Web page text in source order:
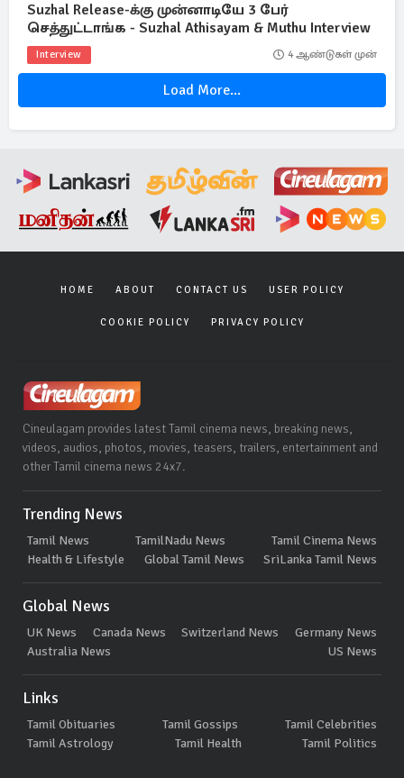
Suzhal Release-க்கு முன்னாடியே 3 பேர்
செத்துட்டாங்க - Suzhal Athisayam & Muthu Interview
Interview 4 ஆண்டுகள் முன்
Load More...
HOME ABOUT CONTACT US USER POLICY
COOKIE POLICY PRIVACY POLICY
Cineulagam provides latest Tamil cinema news, breaking news,
videos, audios, photos, movies, teasers, trailers, entertainment and
other Tamil cinema news 24x7.
Trending News
Tamil News TamilNadu News
Tamil Cinema News
Health & Lifestyle
Global Tamil News SriLanka Tamil News
Global News
UK News Canada News Switzerland News
Germany News
Australia News
US News
Links
Tamil Obituaries Tamil Gossips
Tamil Celebrities
Tamil Astrology
Tamil Health Tamil Politics